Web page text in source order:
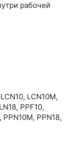
рабочей
LCN10M,
PPF10,
PPN10M, PPN18,